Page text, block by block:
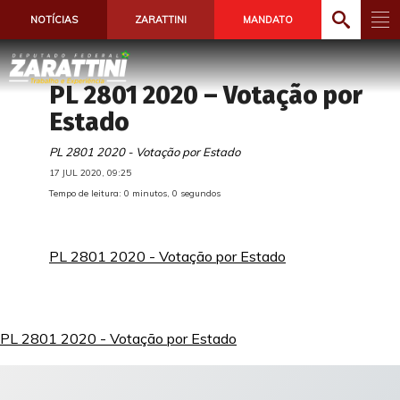
NOTÍCIAS ZARATTINI MANDATO
PL 2801 2020 – Votação por
Estado
PL 2801 2020 - Votação por Estado
17 JUL 2020, 09:25
Tempo de leitura: 0 minutos, 0 segundos
PL 2801 2020 - Votação por Estado
PL 2801 2020 - Votação por Estado